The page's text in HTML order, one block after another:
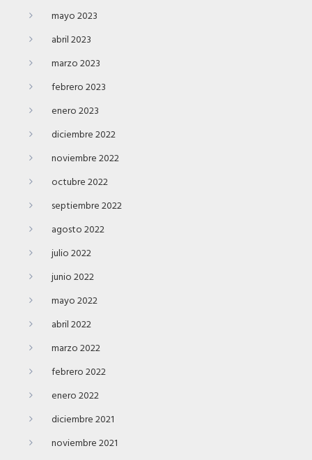
mayo 2023
abril 2023
marzo 2023
febrero 2023
enero 2023
diciembre 2022
noviembre 2022
octubre 2022
septiembre 2022
agosto 2022
julio 2022
junio 2022
mayo 2022
abril 2022
marzo 2022
febrero 2022
enero 2022
diciembre 2021
noviembre 2021